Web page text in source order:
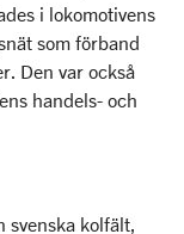
i lokomotivens
som förband
Den var också
handels- och
svenska kolfält,